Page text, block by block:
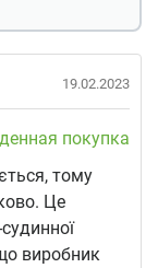
19.02.2023
покупка
тому
Це
виробник